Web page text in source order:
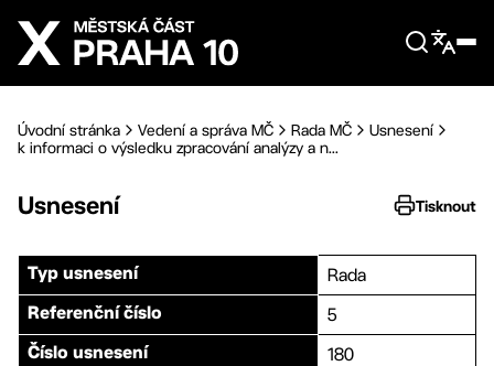
Přejít na hlavní obsah
Úvodní stránka Vedení a správa MČ Rada MČ
Usnesení
k informaci o výsledku zpracování analýzy a n...
Usnesení Tisknout
Typ usnesení Rada
Referenční číslo 5
Číslo usnesení 180